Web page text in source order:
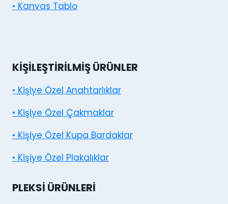
• Kanvas Tablo
KIŞILEŞTIRILMIŞ ÜRÜNLER
• Kişiye Özel Anahtarlıklar
• Kişiye Özel Çakmaklar
• Kişiye Özel Kupa Bardaklar
• Kişiye Özel Plakalıklar
PLEKSI ÜRÜNLERI